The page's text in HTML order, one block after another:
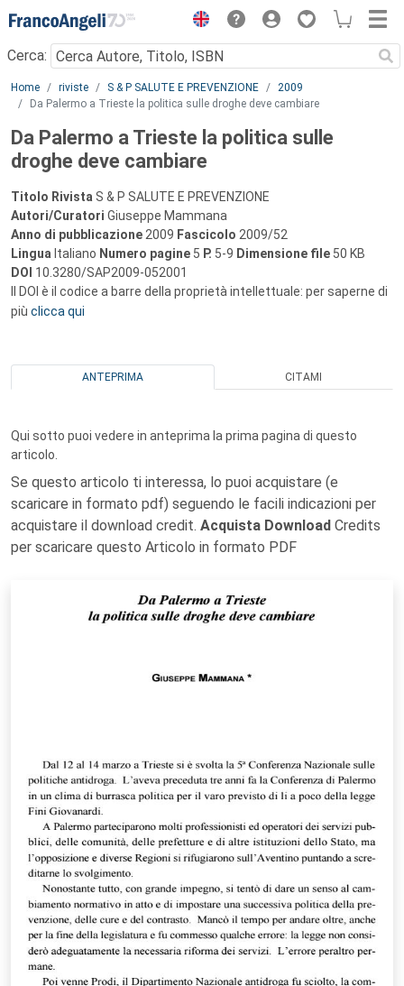
Menu
Cerca:
Main content
Home riviste S & P SALUTE E PREVENZIONE
2009
Da Palermo a Trieste la politica sulle droghe deve cambiare
Da Palermo a Trieste la politica sulle
droghe deve cambiare
Titolo Rivista S & P SALUTE E PREVENZIONE
Autori/Curatori Giuseppe Mammana
Anno di pubblicazione 2009 Fascicolo 2009/52
Lingua Italiano Numero pagine 5 P. 5-9 Dimensione file 50 KB
DOI 10.3280/SAP2009-052001
Il DOI è il codice a barre della proprietà intellettuale: per saperne di
più clicca qui
ANTEPRIMA CITAMI
Qui sotto puoi vedere in anteprima la prima pagina di questo
articolo.
Se questo articolo ti interessa, lo puoi acquistare (e
scaricare in formato pdf) seguendo le facili indicazioni per
acquistare il download credit. Acquista Download Credits
per scaricare questo Articolo in formato PDF